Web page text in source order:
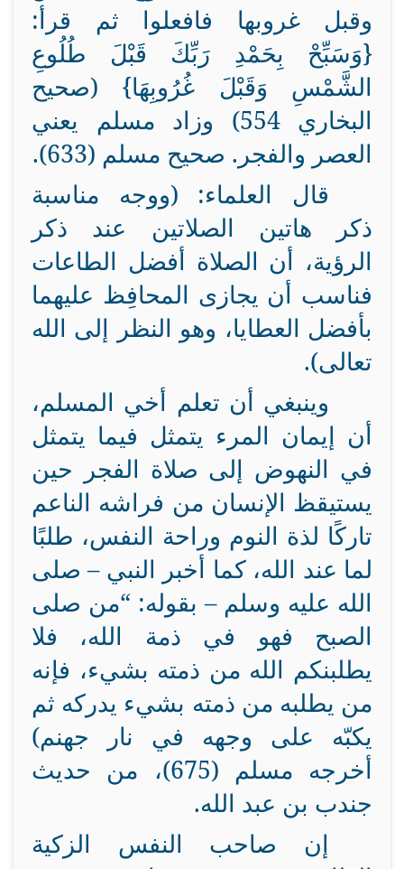
وقبل غروبها فافعلوا ثم قرأ:
{وَسَبِّحْ بِحَمْدِ رَبِّكَ قَبْلَ طُلُوعِ
الشَّمْسِ وَقَبْلَ غُرُوبِهَا} (صحيح
البخاري 554) وزاد مسلم يعني
العصر والفجر. صحيح مسلم (633).
قال العلماء: (ووجه مناسبة
ذكر هاتين الصلاتين عند ذكر
الرؤية، أن الصلاة أفضل الطاعات
فناسب أن يجازى المحافِظ عليهما
بأفضل العطايا، وهو النظر إلى الله
تعالى).
وينبغي أن تعلم أخي المسلم،
أن إيمان المرء يتمثل فيما يتمثل
في النهوض إلى صلاة الفجر حين
يستيقظ الإنسان من فراشه الناعم
تاركًا لذة النوم وراحة النفس، طلبًا
لما عند الله، كما أخبر النبي – صلى
الله عليه وسلم – بقوله: “من صلى
الصبح فهو في ذمة الله، فلا
يطلبنكم الله من ذمته بشيء، فإنه
من يطلبه من ذمته بشيء يدركه ثم
يكبّه على وجهه في نار جهنم)
أخرجه مسلم (675)، من حديث
جندب بن عبد الله.
إن صاحب النفس الزكية